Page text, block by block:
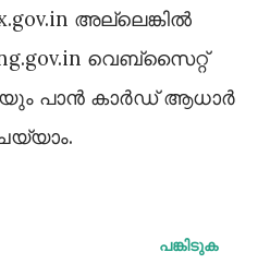
അല്ലെങ്കിൽ
വെബ്സൈറ്റ്
പാൻ കാർഡ് ആധാർ
പങ്കിടുക